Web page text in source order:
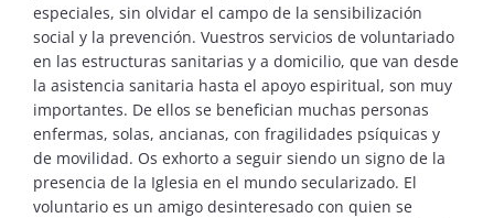
especiales, sin olvidar el campo de la sensibilización
social y la prevención. Vuestros servicios de voluntariado
en las estructuras sanitarias y a domicilio, que van desde
la asistencia sanitaria hasta el apoyo espiritual, son muy
importantes. De ellos se benefician muchas personas
enfermas, solas, ancianas, con fragilidades psíquicas y
de movilidad. Os exhorto a seguir siendo un signo de la
presencia de la Iglesia en el mundo secularizado. El
voluntario es un amigo desinteresado con quien se